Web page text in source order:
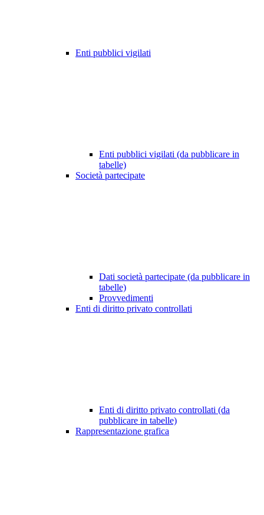
Enti pubblici vigilati
Enti pubblici vigilati (da pubblicare in
tabelle)
Società partecipate
Dati società partecipate (da pubblicare in
tabelle)
Provvedimenti
Enti di diritto privato controllati
Enti di diritto privato controllati (da
pubblicare in tabelle)
Rappresentazione grafica